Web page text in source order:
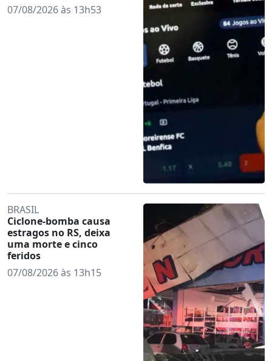
07/08/2026 às 13h53
BRASIL
Ciclone-bomba causa
estragos no RS, deixa
uma morte e cinco
feridos
07/08/2026 às 13h15